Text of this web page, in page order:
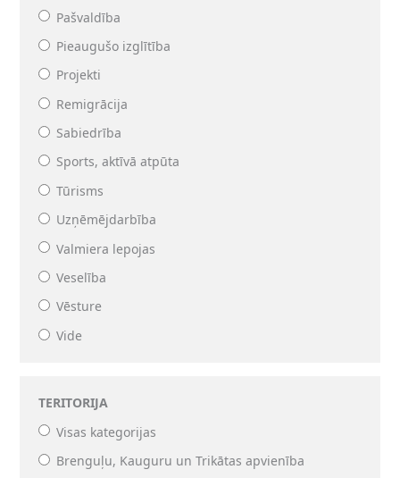
Pašvaldība
Pieaugušo izglītība
Projekti
Remigrācija
Sabiedrība
Sports, aktīvā atpūta
Tūrisms
Uzņēmējdarbība
Valmiera lepojas
Veselība
Vēsture
Vide
TERITORIJA
Visas kategorijas
Brenguļu, Kauguru un Trikātas apvienība